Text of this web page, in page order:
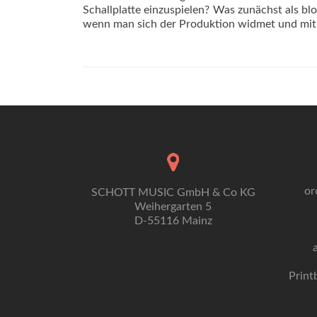
Schallplatte einzuspielen? Was zunächst als
wenn man sich der Produktion widmet und
SCHOTT MUSIC GmbH & Co KG
Weihergarten 5
D-55116 Mainz